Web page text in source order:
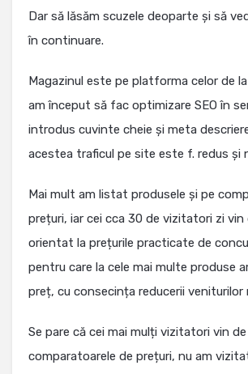
Dar să lăsăm scuzele deoparte și să
în continuare.
Magazinul este pe platforma celor de
am început să fac optimizare SEO în
introdus cuvinte cheie și meta
acestea traficul pe site este f. redus și
Mai mult am listat produsele și pe
prețuri, iar cei cca 30 de vizitatori zi vin
orientat la prețurile practicate de
pentru care la cele mai multe produse
preț, cu consecința reducerii veniturilor
Se pare că cei mai mulți vizitatori vin de
comparatoarele de prețuri, nu am